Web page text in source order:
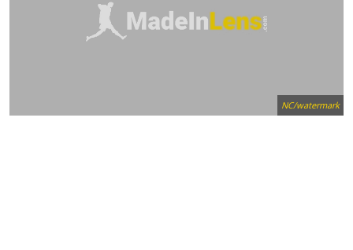
NC/watermark